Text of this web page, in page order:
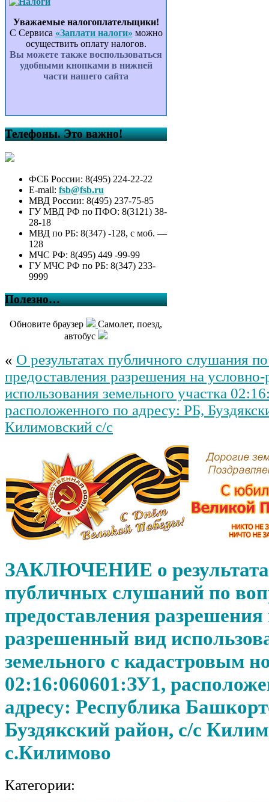
Уважаемые налогоплательщики!
С Сервиса «Заплати налоги» можно
осуществить оплату налогов.
Вы можете также воспользоваться
удобными кнопками в нижней
части нашего сайта
Телефоны. Это важно!
ФСБ России: 8(495) 224-22-22
E-mail: fsb@fsb.ru
МВД России: 8(495) 237-75-85
ГУ МВД РФ по ПФО: 8(3121) 38-
28-18
МВД по РБ: 8(347) -128, с моб. —
128
МЧС РФ: 8(495) 449 -99-99
ГУ МЧС РФ по РБ: 8(347) 233-
9999
Полезно…
Обновите браузер
Самолет, поезд,
автобус
« О результатах публичного слушания
предоставления разрешения на
использования земельного участка
расположенного по адресу: РБ,
Килимовский с/с
ЗАКЛЮЧЕНИЕ о
публичных слушаний по
предоставления разрешения
разрешенный вид
земельного с кадастровым
02:16:060601:ЗУ1,
адресу: Республика
Буздякский район, с/с
с.Килимово
Категории: